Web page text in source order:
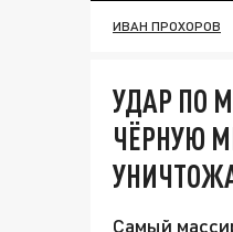
ИВАН ПРОХОРОВ
УДАР ПО
ЧЁРНУЮ
Самый